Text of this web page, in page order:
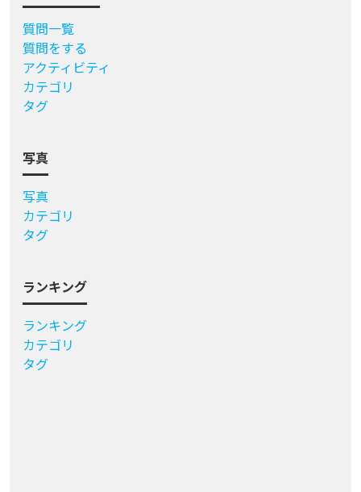
質問一覧
質問をする
アクティビティ
カテゴリ
タグ
写真
写真
カテゴリ
タグ
ランキング
ランキング
カテゴリ
タグ